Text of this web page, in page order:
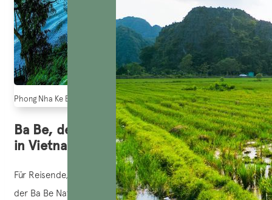
Phong Nha Ke Bang Nationalpark, in der Provinz Quang Binh (Quelle:
Ba Be, der majestätische Nationalpark
in Vietnam
Für Reisende, die auf der Suche nach Abenteuern sind, ist
der Ba Be Nationalpark ein Muss. Mit seinen imposanten